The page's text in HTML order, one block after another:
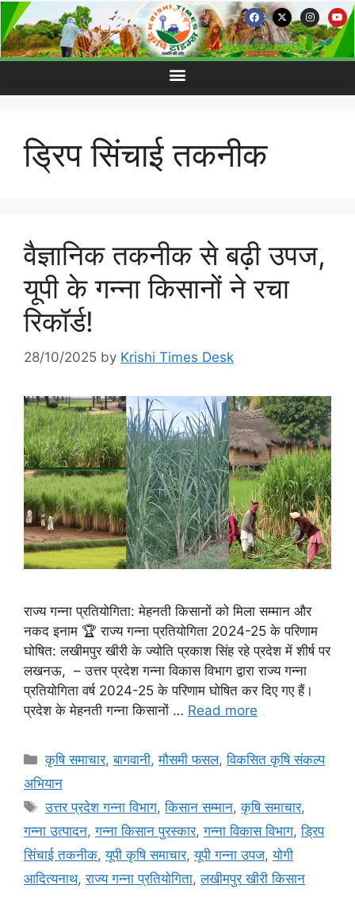
ड्रिप सिंचाई तकनीक
वैज्ञानिक तकनीक से बढ़ी उपज,
यूपी के गन्ना किसानों ने रचा
रिकॉर्ड!
28/10/2025 by Krishi Times Desk
राज्य गन्ना प्रतियोगिता: मेहनती किसानों को मिला सम्मान और
नकद इनाम 🏆 राज्य गन्ना प्रतियोगिता 2024-25 के परिणाम
घोषित: लखीमपुर खीरी के ज्योति प्रकाश सिंह रहे प्रदेश में शीर्ष पर
लखनऊ, – उत्तर प्रदेश गन्ना विकास विभाग द्वारा राज्य गन्ना
प्रतियोगिता वर्ष 2024-25 के परिणाम घोषित कर दिए गए हैं।
प्रदेश के मेहनती गन्ना किसानों … Read more
कृषि समाचार,बागवानी,मौसमी फसल,विकसित कृषि संकल्प
अभियान
उत्तर प्रदेश गन्ना विभाग,किसान सम्मान,कृषि समाचार,
गन्ना उत्पादन,गन्ना किसान पुरस्कार,गन्ना विकास विभाग,ड्रिप
सिंचाई तकनीक,यूपी कृषि समाचार,यूपी गन्ना उपज,योगी
आदित्यनाथ,राज्य गन्ना प्रतियोगिता,लखीमपुर खीरी किसान